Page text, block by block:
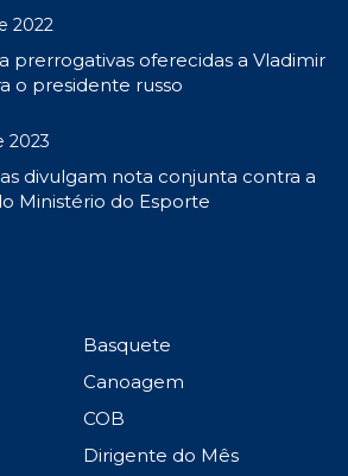
2022
prerrogativas oferecidas a Vladimir
o presidente russo
2023
divulgam nota conjunta contra a
Ministério do Esporte
Basquete
Canoagem
COB
Dirigente do Mês